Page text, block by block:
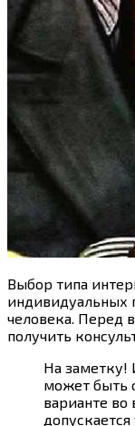
Выбор типа
индивидуальных
человека. Перед
получить
На заметку!
может быть
варианте во